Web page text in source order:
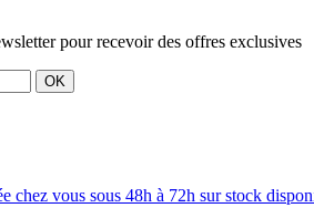
pour recevoir des offres exclusives
chez vous sous 48h à 72h sur stock